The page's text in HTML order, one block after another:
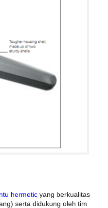
hermeticyang berkualitas
serta didukung oleh tim